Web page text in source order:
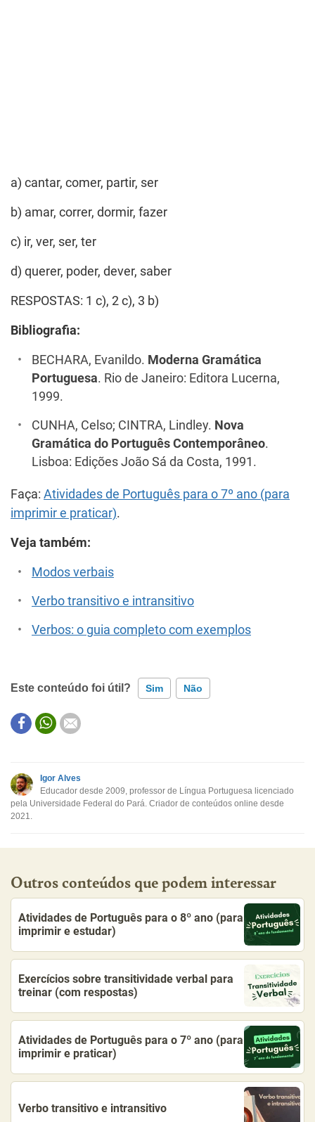
a) cantar, comer, partir, ser
b) amar, correr, dormir, fazer
c) ir, ver, ser, ter
d) querer, poder, dever, saber
RESPOSTAS: 1 c), 2 c), 3 b)
Bibliografia:
BECHARA, Evanildo. Moderna Gramática
Portuguesa. Rio de Janeiro: Editora Lucerna,
1999.
CUNHA, Celso; CINTRA, Lindley. Nova
Gramática do Português Contemporâneo.
Lisboa: Edições João Sá da Costa, 1991.
Faça: Atividades de Português para o 7º ano (para
imprimir e praticar).
Veja também:
Modos verbais
Verbo transitivo e intransitivo
Verbos: o guia completo com exemplos
Este conteúdo foi útil? Sim Não
Este conteúdo não tem a informação que procuro
Outro
Igor Alves
Educador desde 2009, professor de Língua Portuguesa licenciado
pela Universidade Federal do Pará. Criador de conteúdos online desde
2021.
Outros conteúdos que podem interessar
Atividades de Português para o 8º ano (para
imprimir e estudar)
Exercícios sobre transitividade verbal para
treinar (com respostas)
Atividades de Português para o 7º ano (para
imprimir e praticar)
Verbo transitivo e intransitivo